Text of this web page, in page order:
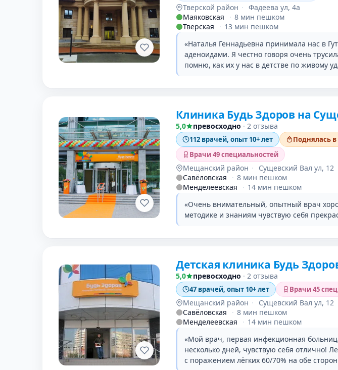
Тверской район · Фадеева ул, 4а
Маяковская
· 8 мин пешком
Тверская
· 13 мин пешком
«Наталья Геннадьевна принимала нас в
аденоидами. Я честно говоря очень
помню, как их у нас в детстве по живому
Клиника Будь Здоров на
5,0 превосходно · 2 отзыва
112 врачей, опыт 10+ лет
Поднялась в
Врачи 49 специальностей
Мещанский район ·
Сущевский Вал ул, 12
Савёловская
· 8 мин пешком
Менделеевская
· 14 мин пешком
«Очень внимательный, опытный врач
методике и знаниям чувствую себя
Детская клиника Будь
5,0 превосходно · 2 отзыва
47 врачей, опыт 10+ лет Врачи 45
Мещанский район ·
Сущевский Вал ул, 12
Савёловская
· 8 мин пешком
Менделеевская
· 14 мин пешком
«Мой врач, первая инфекционная
несколько дней, чувствую себя отлично!
с поражением лёгких 60/70% на обе